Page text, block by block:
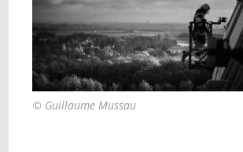
© Guillaume Mussau